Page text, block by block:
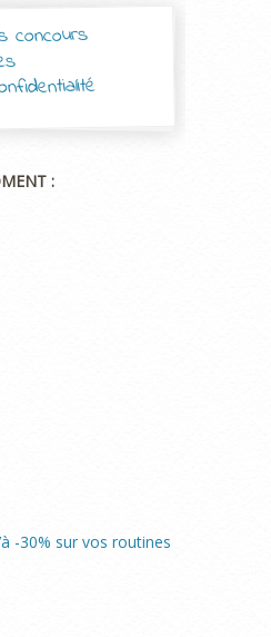
concours
:
-30% sur vos routines